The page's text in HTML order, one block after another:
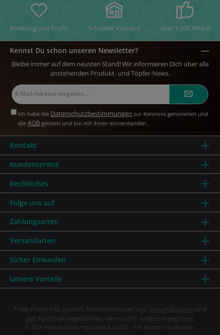
Beratung von Profis Schneller Versand über 3.500 Artikel
Kennst Du schon unseren Newsletter?
Bleibe immer auf dem neusten Stand! Wir informieren Dich über alle
anstehenden Produkt- und Töpfer-News.
Ich habe die Datenschutzbestimmungen zur Kenntnis genommen und
dieAGB gelesen und bin mit ihnen einverstanden.
Kundenservice
Rechtliches
Kontakt
Zahlungsarten
Versandarten
Sicher Einkaufen
Folge uns auf
Unsere Vorteile
* Alle Preise inkl. gesetzl. Mehrwertsteuer zzgl. Versandkosten und
ggf. Nachnahmegebühren, wenn nicht anders angegeben.
© 2026 Andrea Wolbring GmbH & Co.KG - Alle Rechte vorbehalten.